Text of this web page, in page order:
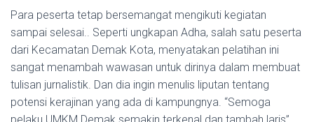
Para peserta tetap bersemangat mengikuti kegiatan
sampai selesai.. Seperti ungkapan Adha, salah satu peserta
dari Kecamatan Demak Kota, menyatakan pelatihan ini
sangat menambah wawasan untuk dirinya dalam membuat
tulisan jurnalistik. Dan dia ingin menulis liputan tentang
potensi kerajinan yang ada di kampungnya. “Semoga
pelaku UMKM Demak semakin terkenal dan tambah laris”,